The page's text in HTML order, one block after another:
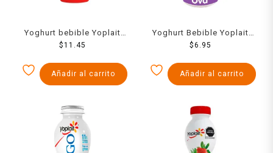
Yoghurt bebible Yoplait
piña coco 242 g
$11.45
Añadir al carrito
Yoghurt Bebible Yoplait
Mini Uva 100 Grs
$6.95
Añadir al carrito